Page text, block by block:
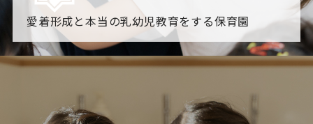
愛着形成と本当の乳幼児教育をする保育園
園からのお知らせ
「すくすく子育て」でリトルスター保育園が紹介されま